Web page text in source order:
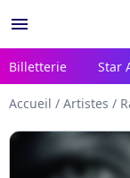
menu
Billetterie Star
Accueil / Artistes /